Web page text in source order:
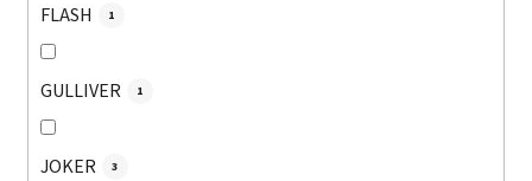
FLASH 1
GULLIVER 1
JOKER 3